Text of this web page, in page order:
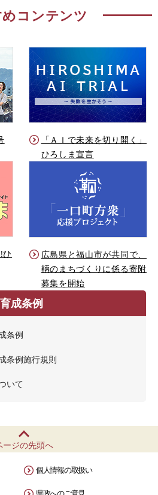
コンテンツ
「ＡＩで未来を切り開く」
ひろしま宣言
ひ
広島県と福山市が共同で、
鞆のまちづくりに係る寄附
募集を開始
成条例
条例
条例施行規則
いて
ージの先頭へ
個人情報の取扱い